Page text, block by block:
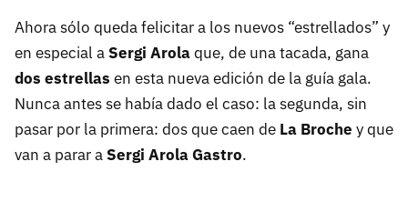
Ahora sólo queda felicitar a los nuevos “estrellados” y
en especial a Sergi Arolaque, de una tacada, gana
dos estrellas en esta nueva edición de la guía gala.
Nunca antes se había dado el caso: la segunda, sin
pasar por la primera: dos que caen de La Broche y que
van a parar a Sergi Arola Gastro.